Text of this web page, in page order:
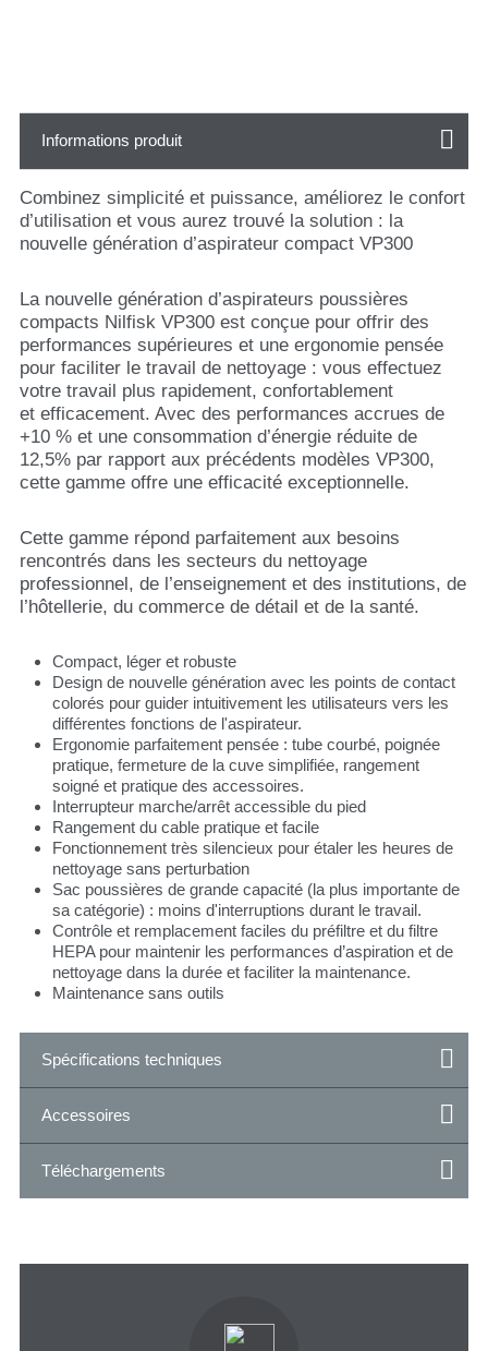
Informations produit
Combinez simplicité et puissance, améliorez le confort
d’utilisation et vous aurez trouvé la solution : la
nouvelle génération d’aspirateur compact VP300
La nouvelle génération d’aspirateurs poussières
compacts Nilfisk VP300 est conçue pour offrir des
performances supérieures et une ergonomie pensée
pour faciliter le travail de nettoyage : vous effectuez
votre travail plus rapidement, confortablement
et efficacement. Avec des performances accrues de
+10 % et une consommation d’énergie réduite de
12,5% par rapport aux précédents modèles VP300,
cette gamme offre une efficacité exceptionnelle.
Cette gamme répond parfaitement aux besoins
rencontrés dans les secteurs du nettoyage
professionnel, de l’enseignement et des institutions, de
l’hôtellerie, du commerce de détail et de la santé.
Compact, léger et robuste
Design de nouvelle génération avec les points de contact
colorés pour guider intuitivement les utilisateurs vers les
différentes fonctions de l'aspirateur.
Ergonomie parfaitement pensée : tube courbé, poignée
pratique, fermeture de la cuve simplifiée, rangement
soigné et pratique des accessoires.
Interrupteur marche/arrêt accessible du pied
Rangement du cable pratique et facile
Fonctionnement très silencieux pour étaler les heures de
nettoyage sans perturbation
Sac poussières de grande capacité (la plus importante de
sa catégorie) : moins d'interruptions durant le travail.
Contrôle et remplacement faciles du préfiltre et du filtre
HEPA pour maintenir les performances d’aspiration et de
nettoyage dans la durée et faciliter la maintenance.
Maintenance sans outils
Spécifications techniques
Accessoires
Téléchargements